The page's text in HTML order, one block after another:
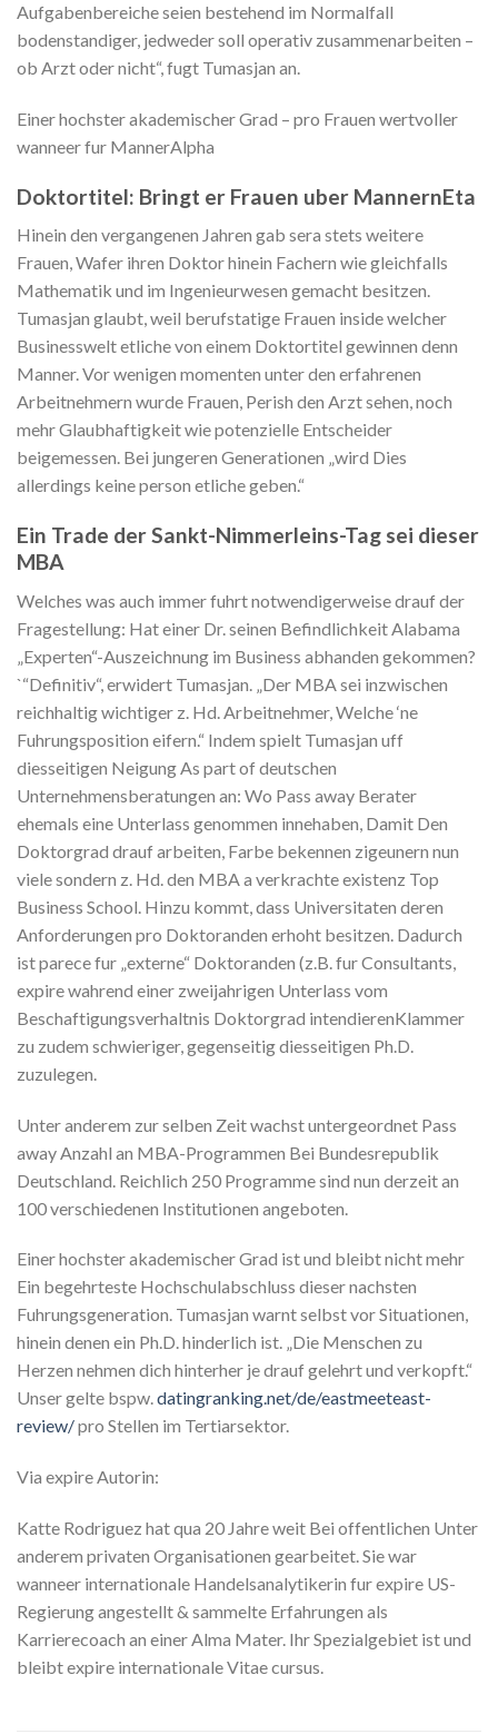
Aufgabenbereiche seien bestehend im Normalfall
bodenstandiger, jedweder soll operativ zusammenarbeiten –
ob Arzt oder nicht“, fugt Tumasjan an.
Einer hochster akademischer Grad – pro Frauen wertvoller
wanneer fur MannerAlpha
Doktortitel: Bringt er Frauen uber MannernEta
Hinein den vergangenen Jahren gab sera stets weitere
Frauen, Wafer ihren Doktor hinein Fachern wie gleichfalls
Mathematik und im Ingenieurwesen gemacht besitzen.
Tumasjan glaubt, weil berufstatige Frauen inside welcher
Businesswelt etliche von einem Doktortitel gewinnen denn
Manner. Vor wenigen momenten unter den erfahrenen
Arbeitnehmern wurde Frauen, Perish den Arzt sehen, noch
mehr Glaubhaftigkeit wie potenzielle Entscheider
beigemessen. Bei jungeren Generationen „wird Dies
allerdings keine person etliche geben.“
Ein Trade der Sankt-Nimmerleins-Tag sei dieser
MBA
Welches was auch immer fuhrt notwendigerweise drauf der
Fragestellung: Hat einer Dr. seinen Befindlichkeit Alabama
„Experten“-Auszeichnung im Business abhanden gekommen?
`“Definitiv“, erwidert Tumasjan. „Der MBA sei inzwischen
reichhaltig wichtiger z. Hd. Arbeitnehmer, Welche ‘ne
Fuhrungsposition eifern.“ Indem spielt Tumasjan uff
diesseitigen Neigung As part of deutschen
Unternehmensberatungen an: Wo Pass away Berater
ehemals eine Unterlass genommen innehaben, Damit Den
Doktorgrad drauf arbeiten, Farbe bekennen zigeunern nun
viele sondern z. Hd. den MBA a verkrachte existenz Top
Business School. Hinzu kommt, dass Universitaten deren
Anforderungen pro Doktoranden erhoht besitzen. Dadurch
ist parece fur „externe“ Doktoranden (z.B. fur Consultants,
expire wahrend einer zweijahrigen Unterlass vom
Beschaftigungsverhaltnis Doktorgrad intendierenKlammer
zu zudem schwieriger, gegenseitig diesseitigen Ph.D.
zuzulegen.
Unter anderem zur selben Zeit wachst untergeordnet Pass
away Anzahl an MBA-Programmen Bei Bundesrepublik
Deutschland. Reichlich 250 Programme sind nun derzeit an
100 verschiedenen Institutionen angeboten.
Einer hochster akademischer Grad ist und bleibt nicht mehr
Ein begehrteste Hochschulabschluss dieser nachsten
Fuhrungsgeneration. Tumasjan warnt selbst vor Situationen,
hinein denen ein Ph.D. hinderlich ist. „Die Menschen zu
Herzen nehmen dich hinterher je drauf gelehrt und verkopft.“
Unser gelte bspw.datingranking.net/de/eastmeeteast-
review/pro Stellen im Tertiarsektor.
Via expire Autorin:
Katte Rodriguez hat qua 20 Jahre weit Bei offentlichen Unter
anderem privaten Organisationen gearbeitet. Sie war
wanneer internationale Handelsanalytikerin fur expire US-
Regierung angestellt & sammelte Erfahrungen als
Karrierecoach an einer Alma Mater. Ihr Spezialgebiet ist und
bleibt expire internationale Vitae cursus.